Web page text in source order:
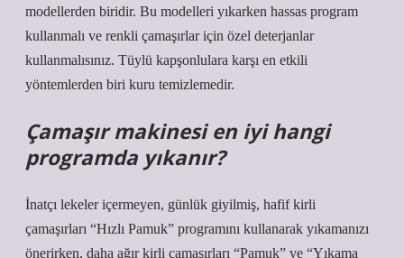
modellerden biridir. Bu modelleri yıkarken hassas program
kullanmalı ve renkli çamaşırlar için özel deterjanlar
kullanmalısınız. Tüylü kapşonlulara karşı en etkili
yöntemlerden biri kuru temizlemedir.
Çamaşır makinesi en iyi hangi
programda yıkanır?
İnatçı lekeler içermeyen, günlük giyilmiş, hafif kirli
çamaşırları “Hızlı Pamuk” programını kullanarak yıkamanızı
önerirken, daha ağır kirli çamaşırları “Pamuk” ve “Yıkama